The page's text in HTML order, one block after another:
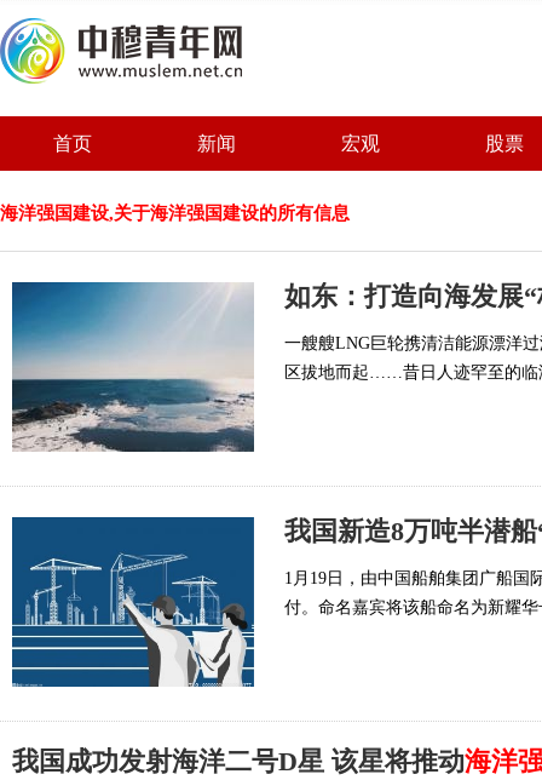
首页 新闻 宏观 股票
海洋强国建设,关于海洋强国建设的所有信息
如东：打造向海发展
一艘艘LNG巨轮携清洁能源漂洋
区拔地而起……昔日人迹罕至的临
我国新造8万吨半潜
1月19日，由中国船舶集团广船国
付。命名嘉宾将该船命名为新耀
我国成功发射海洋二号D星 该星将推动海洋